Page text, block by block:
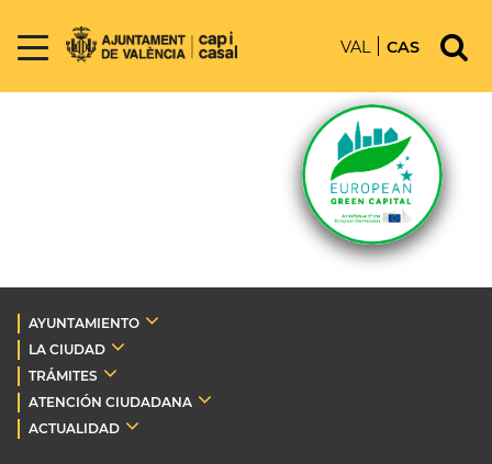
VAL CAS
AYUNTAMIENTO
LA CIUDAD
TRÁMITES
ATENCIÓN CIUDADANA
ACTUALIDAD